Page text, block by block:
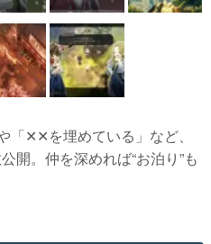
「✕✕を埋めている」など、
開。仲を深めれば“お泊り”も